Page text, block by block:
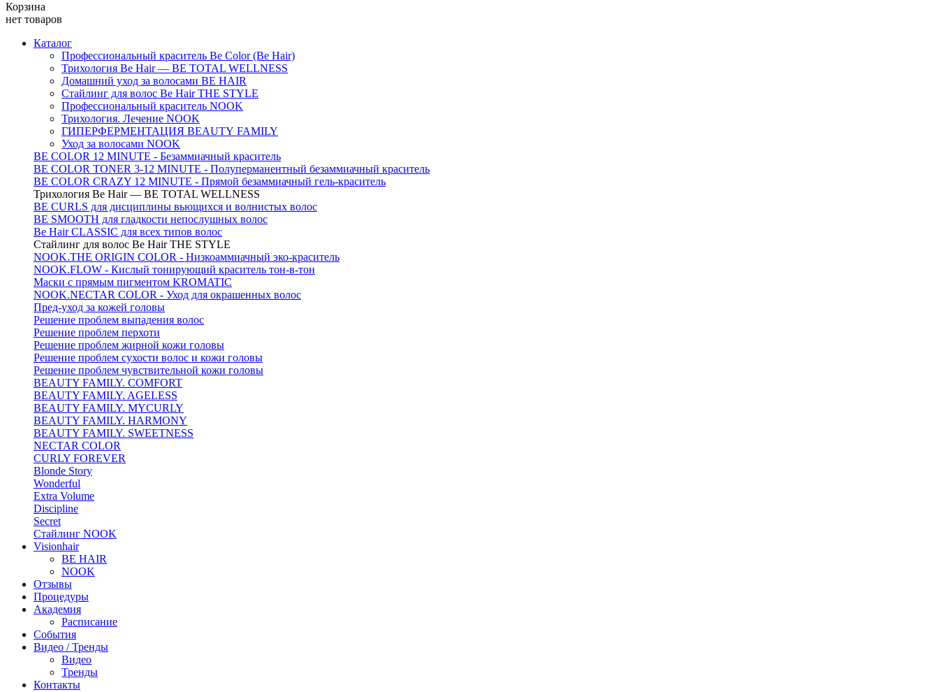
Корзина
нет товаров
Каталог
Профессиональный краситель Be Color (Be Hair)
Трихология Be Hair — BE TOTAL WELLNESS
Домашний уход за волосами BE HAIR
Стайлинг для волос Be Hair THE STYLE
Профессиональный краситель NOOK
Трихология. Лечение NOOK
ГИПЕРФЕРМЕНТАЦИЯ BEAUTY FAMILY
Уход за волосами NOOK
BE COLOR 12 MINUTE - Безаммиачный краситель
BE COLOR TONER 3-12 MINUTE - Полуперманентный безаммиачный краситель
BE COLOR CRAZY 12 MINUTE - Прямой безаммиачный гель-краситель
Трихология Be Hair — BE TOTAL WELLNESS
BE CURLS для дисциплины вьющихся и волнистых волос
BE SMOOTH для гладкости непослушных волос
Be Hair CLASSIC для всех типов волос
Стайлинг для волос Be Hair THE STYLE
NOOK.THE ORIGIN COLOR - Низкоаммиачный эко-краситель
NOOK.FLOW - Кислый тонирующий краситель тон-в-тон
Маски с прямым пигментом KROMATIC
NOOK.NECTAR COLOR - Уход для окрашенных волос
Пред-уход за кожей головы
Решение проблем выпадения волос
Решение проблем перхоти
Решение проблем жирной кожи головы
Решение проблем сухости волос и кожи головы
Решение проблем чувствительной кожи головы
BEAUTY FAMILY. COMFORT
BEAUTY FAMILY. AGELESS
BEAUTY FAMILY. MYCURLY
BEAUTY FAMILY. HARMONY
BEAUTY FAMILY. SWEETNESS
NECTAR COLOR
CURLY FOREVER
Blonde Story
Wonderful
Extra Volume
Discipline
Secret
Стайлинг NOOK
Visionhair
BE HAIR
NOOK
Отзывы
Процедуры
Академия
Расписание
События
Видео / Тренды
Видео
Тренды
Контакты